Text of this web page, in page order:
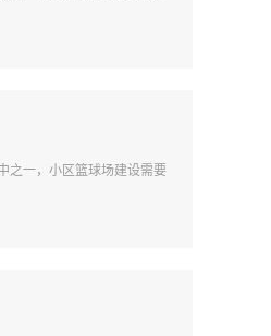
之一，小区篮球场建设需要